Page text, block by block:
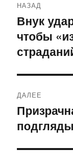
по
записям
НАЗАД
Предыдущая
запись:
Внук
чтобы
ДАЛЕЕ
Следующая
запись: